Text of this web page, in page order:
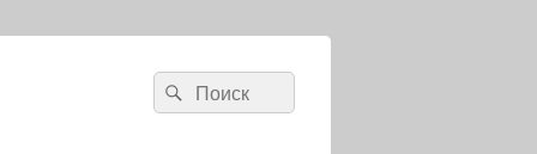
Search
for:
Search